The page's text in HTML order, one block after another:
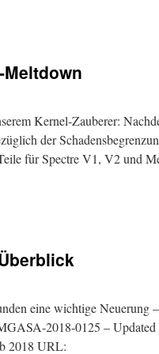
Kernel-Zauberer:
der
für Spectre V1, V2 und
eine wichtige Neuerung
2018-0125 – Updated
2018 URL: